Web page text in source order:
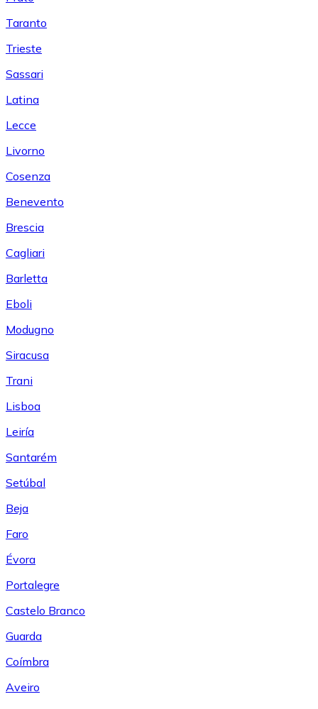
Taranto
Trieste
Sassari
Latina
Lecce
Livorno
Cosenza
Benevento
Brescia
Cagliari
Barletta
Eboli
Modugno
Siracusa
Trani
Lisboa
Leiría
Santarém
Setúbal
Beja
Faro
Évora
Portalegre
Castelo Branco
Guarda
Coímbra
Aveiro